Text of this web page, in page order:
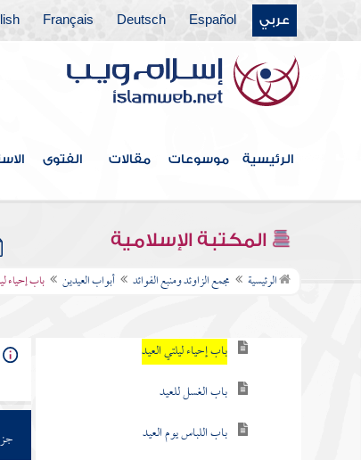
عربي Español
Deutsch
Français
الرئيسية موسوعات مقالات الفتوى
المكتبة الإسلامية
الرئيسية مجمع الزاوئد ومنبع الفوائد أبواب العيدين باب إحياء
فهرس الكتاب
خطبة الكتاب
كتاب الإيمان
كتاب العلم
كتاب الصلاة
أبواب العيدين
باب إحياء ليلتي العيد
باب الغسل للعيد
باب اللباس يوم العيد